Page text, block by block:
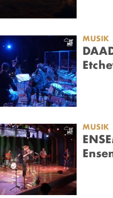
MUSIK
MUSIK